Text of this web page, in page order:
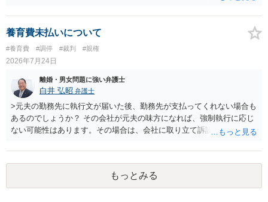
養育費に関するやりとり等があればそちらについても確認する必要が
あるでしょう。 公開相談の場での回答よりも個別に弁護士にご相談さ
養育費未払いについて
#養育費 #調停 #裁判 #親権
2026年7月24日
離婚・男女問題に強い弁護士
白井 弘昭 弁護士
>元夫の勤務先に執行文が届いた後、勤務先が支払ってくれない場合も
あるのでしょうか？ その会社が元夫の味方になれば、強制執行に応じ
ない可能性はあります。その場合は、会社に取り立て訴訟を行うこと
押さえ、元夫名義の車の差し押さえ競売などを検討します。 ＞何もで
きなかった場合は、公正証書の原本は戻ってくるのでしょうか？ 取れ
ても取れなくても、執行裁判所に原本の還付請求を行えば還付されま
す。 ＞他の弁護士さんに再度依頼できるのでしょうか？ できます。た
もっとみる